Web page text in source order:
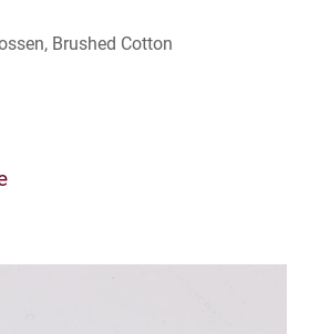
Brushed Cotton